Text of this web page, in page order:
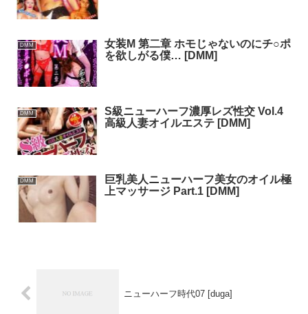
DMM
女装M 第二章 ホモじゃないのにチ○ポ
を欲しがる僕… [DMM]
DMM
S級ニューハーフ濃厚レズ性交 Vol.4
高級人妻オイルエステ [DMM]
DMM
巨乳美人ニューハーフ美女のオイル極
上マッサージ Part.1 [DMM]
ニューハーフ時代07 [duga]